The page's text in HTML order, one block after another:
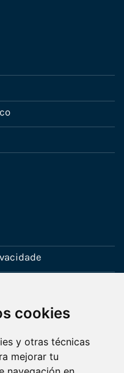
cookies
y otras técnicas
mejorar tu